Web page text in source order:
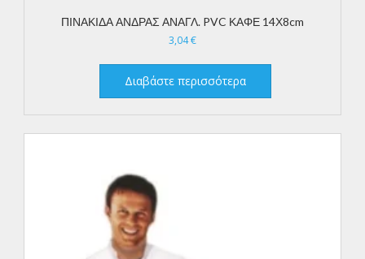
ΠΙΝΑΚΙΔΑ ΑΝΔΡΑΣ ΑΝΑΓΛ. PVC ΚΑΦΕ 14Χ8cm
3,04€
Διαβάστε περισσότερα